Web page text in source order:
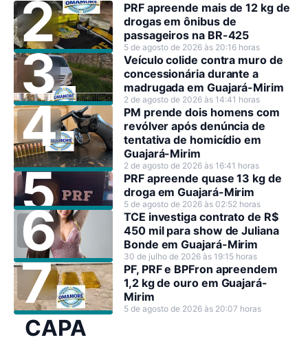
PRF apreende mais de 12 kg de
drogas em ônibus de
passageiros na BR-425
5 de agosto de 2026 às 20:16 horas
Veículo colide contra muro de
concessionária durante a
madrugada em Guajará-Mirim
2 de agosto de 2026 às 14:41 horas
PM prende dois homens com
revólver após denúncia de
tentativa de homicídio em
Guajará-Mirim
2 de agosto de 2026 às 16:41 horas
PRF apreende quase 13 kg de
droga em Guajará-Mirim
5 de agosto de 2026 às 02:52 horas
TCE investiga contrato de R$
450 mil para show de Juliana
Bonde em Guajará-Mirim
30 de julho de 2026 às 19:15 horas
PF, PRF e BPFron apreendem
1,2 kg de ouro em Guajará-
Mirim
5 de agosto de 2026 às 20:07 horas
CAPA